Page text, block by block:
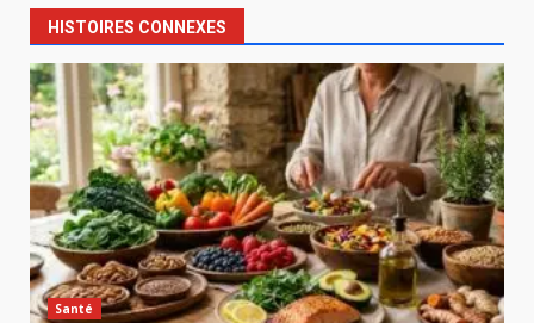
HISTOIRES CONNEXES
Santé